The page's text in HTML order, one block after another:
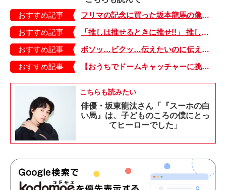
おすすめ記事
フリマの記念に買った坂本龍馬の像がなんか変。2週間後に分かった本当のこととは…【自閉症BOY★スバルくん・64】
おすすめ記事
「推しは推せるときに推せ!!」 推し活してる人が言いがちなこといろいろ【アラフォーママが沼落ちしたらこうなった・15】
おすすめ記事
ボソッ…ビクッ…伝えたいのに伝えられない、人見知り発動！【もちもち！おもちBOY・43】
おすすめ記事
【おうちでドームキャッチャーに挑戦だ】アンパンマン わくわくドームキャッチャー
こちらも読みたい
俳優・坂東龍汰さん「『スーホの白
い馬』は、子どものころの僕にとっ
てヒーローでした」